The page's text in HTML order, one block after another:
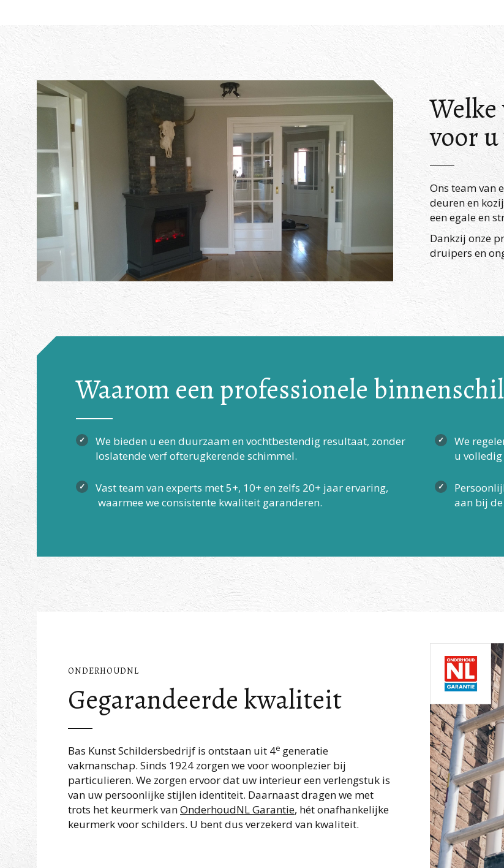
voor
Ons team van
deuren en
een egale en
Dankzij onze
druipers en
Waarom een professionele
We bieden u een duurzaam en vochtbestendig resultaat, zonder
loslatende verf ofterugkerende schimmel.
We
u
Vast team van experts met 5+, 10+ en zelfs 20+ jaar ervaring,
waarmee we consistente kwaliteit garanderen.
aan bij
ONDERHOUDNL
Gegarandeerde kwaliteit
Bas Kunst Schildersbedrijf is ontstaan uit 4e generatie
vakmanschap. Sinds 1924 zorgen we voor woonplezier bij
particulieren. We zorgen ervoor dat uw interieur een verlengstuk is
van uw persoonlijke stijlen identiteit. Daarnaast dragen we met
trots het keurmerk vanOnderhoudNL Garantie, hét onafhankelijke
keurmerk voor schilders. U bent dus verzekerd van kwaliteit.